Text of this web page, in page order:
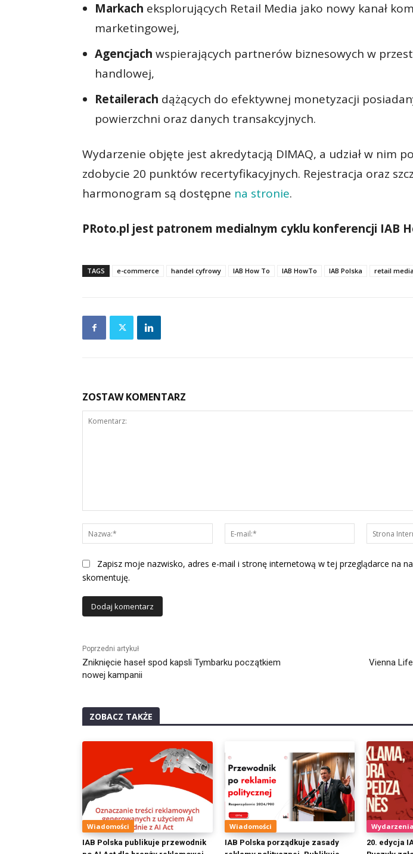
Markach eksplorujących Retail Media jako nowy kanał
marketingowej,
Agencjach wspierających partnerów biznesowych w
handlowej,
Retailerach dążących do efektywnej monetyzacji
powierzchni oraz danych transakcyjnych.
Wydarzenie objęte jest akredytacją DIMAQ, a udział w nim
zdobycie 20 punktów recertyfikacyjnych. Rejestracja oraz
harmonogram są dostępne na stronie.
PRoto.pl jest patronem medialnym cyklu konferencji IAB
TAGS e-commerce handel cyfrowy IAB How To IAB HowTo IAB Polska retail media
ZOSTAW KOMENTARZ
Nazwa:*
mail:*
Zapisz moje nazwisko, adres e-mail i stronę internetową w tej przeglądarce na
skomentuję.
Poprzedni artykuł
Zniknięcie haseł spod kapsli Tymbarku początkiem
nowej kampanii
Vienna
ZOBACZ TAKŻE
Wiadomości
IAB Polska publikuje przewodnik
Wiadomości
IAB Polska porządkuje zasady
Wydarzenia
20. edycja